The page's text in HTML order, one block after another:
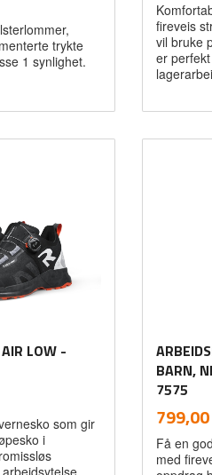
trykte
1 synlighet.
fireveis
vil bruke
er
LOW -
som gir
i
BARN,
7575
Pris
799,00
Få en
med